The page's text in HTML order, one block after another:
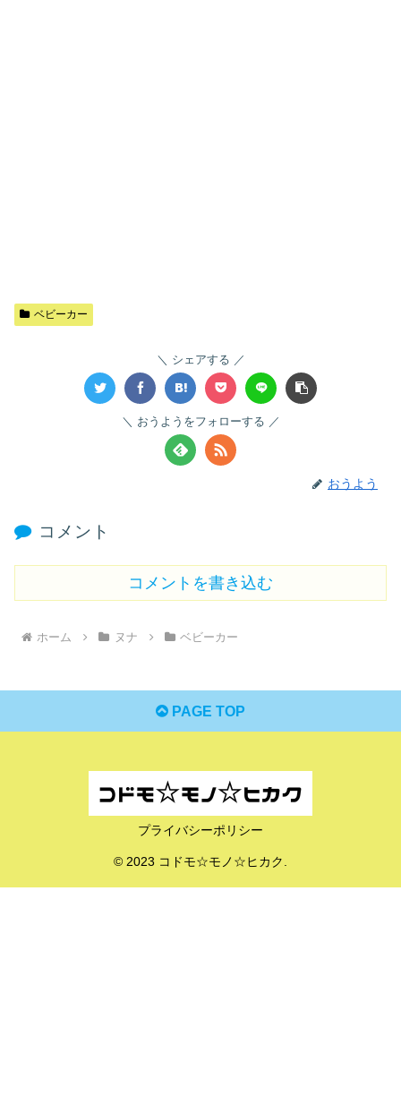
ベビーカー
シェアする
おうようをフォローする
おうよう
コメント
コメントを書き込む
ホーム ヌナ ベビーカー
PAGE TOP
プライバシーポリシー
© 2023 コドモ☆モノ☆ヒカク.